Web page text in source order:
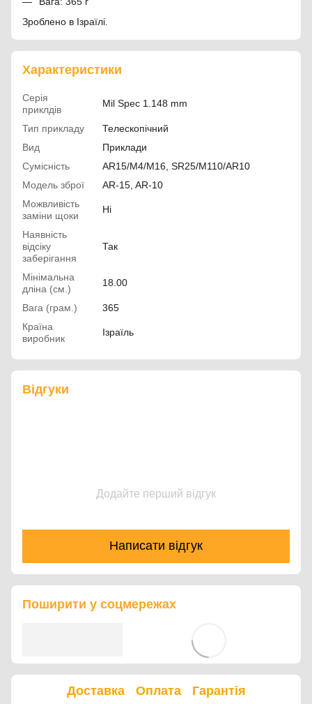
Зроблено в Ізраїлі.
Характеристики
Серія
приклдів
Mil Spec 1.148 mm
Тип прикладу
Телескопічний
Вид
Приклади
Сумісність
AR15/M4/M16, SR25/M110/AR10
Модель зброї
AR-15, AR-10
Можвливість
заміни щоки
Ні
Наявність
відсіку
заберігання
Так
Мінімальна
дліна (см.)
18.00
Вага (грам.)
365
Країна
виробник
Ізраїль
Відгуки
Додайте перший відгук
Написати відгук
Поширити у соцмережах
Доставка Оплата Гарантія